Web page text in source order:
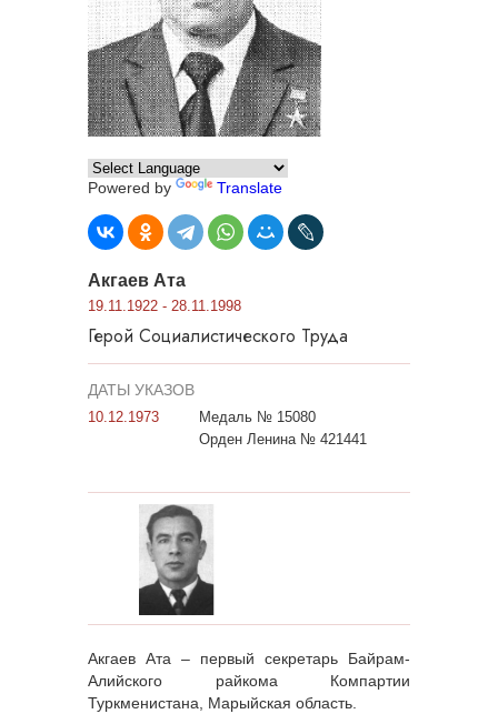
Powered by Translate
Акгаев Ата
19.11.1922 - 28.11.1998
Герой Социалистического Труда
ДАТЫ УКАЗОВ
10.12.1973
Медаль № 15080
Орден Ленина № 421441
Акгаев Ата – первый секретарь Байрам-
Алийского райкома Компартии
Туркменистана, Марыйская область.